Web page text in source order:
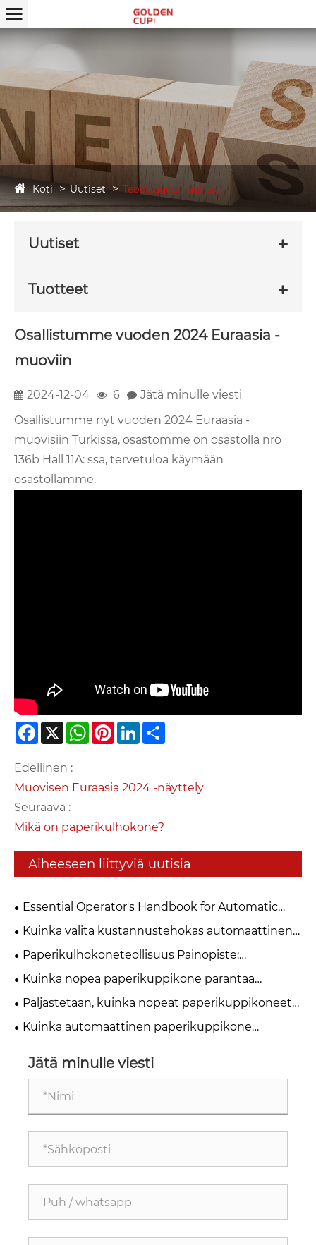
Koti Uutiset Teollisuuden uutisia
Uutiset
Tuotteet
Osallistumme vuoden 2024 Euraasia -
muoviin
2024-12-04 6
Jätä minulle viesti
Osallistumme nyt vuoden 2024 Euraasia -
muovisiin Turkissa, osastomme on osastolla nro
136b Hall 11A: ssa, tervetuloa käymään
osastollamme.
Facebook
X WhatsApp
PinterestLinkedIn
Edellinen :
Muovisen Euraasia 2024 -näyttely
Seuraava :
Mikä on paperikulhokone?
Aiheeseen liittyviä uutisia
Essential Operator's Handbook for Automatic
Paper Cup Machines
Kuinka valita kustannustehokas automaattinen
paperikuppikone pienille ja keskikokoisille
paperikuppitehtaille vuonna 2026?
Paperikulhokoneteollisuus Painopiste:
automaatio, huolto ja hankintaratkaisut
Kuinka nopea paperikuppikone parantaa
tuotannon tehokkuutta?
Paljastetaan, kuinka nopeat paperikuppikoneet
saavuttavat kaksinkertaisen tuotantokapasiteetin
Kuinka automaattinen paperikuppikone
Jätä minulle viesti